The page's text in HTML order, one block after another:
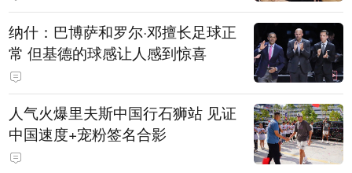
纳什：巴博萨和罗尔·邓擅长足球正
常 但基德的球感让人感到惊喜
人气火爆里夫斯中国行石狮站 见证
中国速度+宠粉签名合影